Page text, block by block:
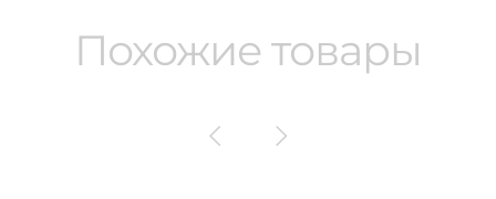
Похожие товары